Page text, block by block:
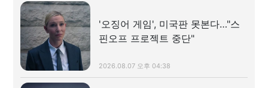
'오징어 게임', 미국판 못본다…"스
핀오프 프로젝트 중단"
2026.08.07 오후 04:38